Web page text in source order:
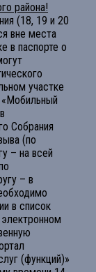
района!
(18, 19 и 20
вне места
в паспорте о
участке
Собрания
(по
– на всей
– в
в список
(функций)»